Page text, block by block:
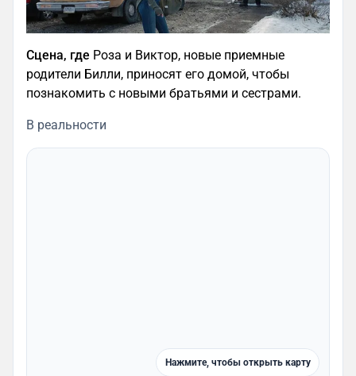
Сцена, где Роза и Виктор, новые приемные
родители Билли, приносят его домой, чтобы
познакомить с новыми братьями и сестрами.
В реальности
Нажмите, чтобы открыть карту